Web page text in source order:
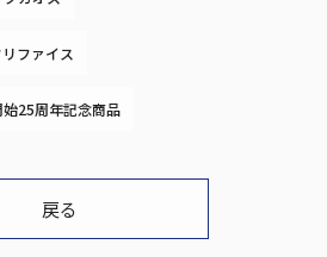
ファイス
25周年記念商品
戻る